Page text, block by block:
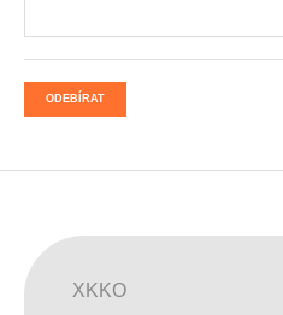
ODEBÍRAT
XKKO